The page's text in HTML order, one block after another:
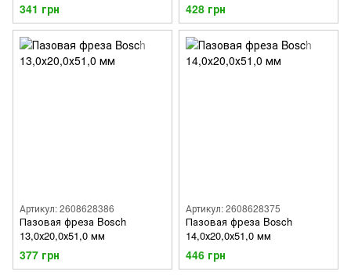
341 грн 428 грн
Артикул: 2608628386
Пазовая фреза Bosch
13,0х20,0х51,0 мм
377 грн
Артикул: 2608628375
Пазовая фреза Bosch
14,0х20,0х51,0 мм
446 грн